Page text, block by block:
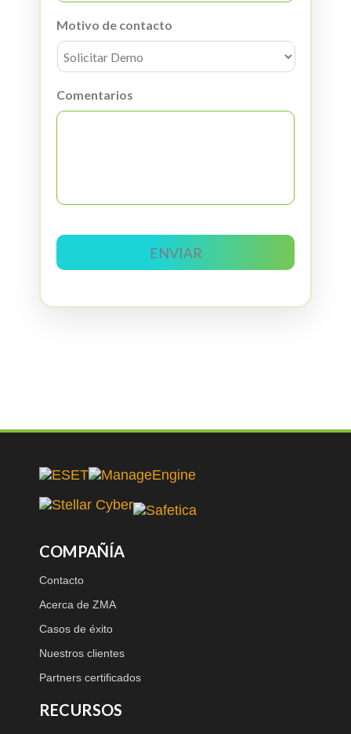
Motivo de contacto
Comentarios
COMPAÑÍA
Contacto
Acerca de ZMA
Casos de éxito
Nuestros clientes
Partners certificados
RECURSOS